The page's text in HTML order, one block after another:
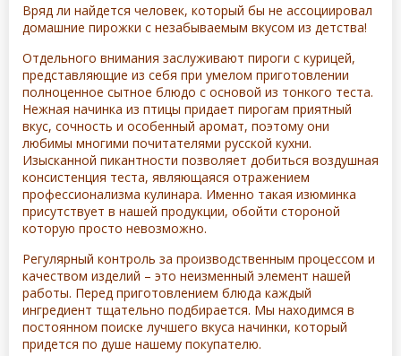
Вряд ли найдется человек, который бы не ассоциировал
домашние пирожки с незабываемым вкусом из детства!
Отдельного внимания заслуживают пироги с курицей,
представляющие из себя при умелом приготовлении
полноценное сытное блюдо с основой из тонкого теста.
Нежная начинка из птицы придает пирогам приятный
вкус, сочность и особенный аромат, поэтому они
любимы многими почитателями русской кухни.
Изысканной пикантности позволяет добиться воздушная
консистенция теста, являющаяся отражением
профессионализма кулинара. Именно такая изюминка
присутствует в нашей продукции, обойти стороной
которую просто невозможно.
Регулярный контроль за производственным процессом и
качеством изделий – это неизменный элемент нашей
работы. Перед приготовлением блюда каждый
ингредиент тщательно подбирается. Мы находимся в
постоянном поиске лучшего вкуса начинки, который
придется по душе нашему покупателю.